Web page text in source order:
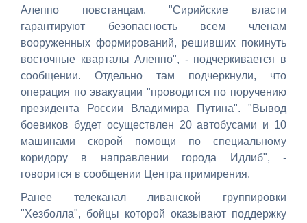
Алеппо повстанцам. "Сирийские власти
гарантируют безопасность всем членам
вооруженных формирований, решивших покинуть
восточные кварталы Алеппо", - подчеркивается в
сообщении. Отдельно там подчеркнули, что
операция по эвакуации "проводится по поручению
президента России Владимира Путина". "Вывод
боевиков будет осуществлен 20 автобусами и 10
машинами скорой помощи по специальному
коридору в направлении города Идлиб", -
говорится в сообщении Центра примирения.
Ранее телеканал ливанской группировки
"Хезболла", бойцы которой оказывают поддержку